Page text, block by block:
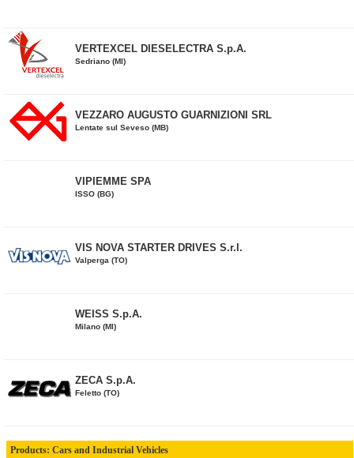
VERTEXCEL DIESELECTRA S.p.A.
Sedriano (MI)
VEZZARO AUGUSTO GUARNIZIONI SRL
Lentate sul Seveso (MB)
VIPIEMME SPA
ISSO (BG)
VIS NOVA STARTER DRIVES S.r.l.
Valperga (TO)
WEISS S.p.A.
Milano (MI)
ZECA S.p.A.
Feletto (TO)
Products: Cars and Industrial Vehicles